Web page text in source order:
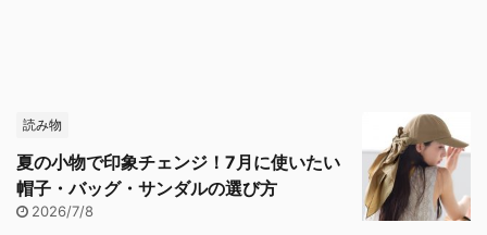
読み物
夏の小物で印象チェンジ！7月に使いたい
帽子・バッグ・サンダルの選び方
2026/7/8